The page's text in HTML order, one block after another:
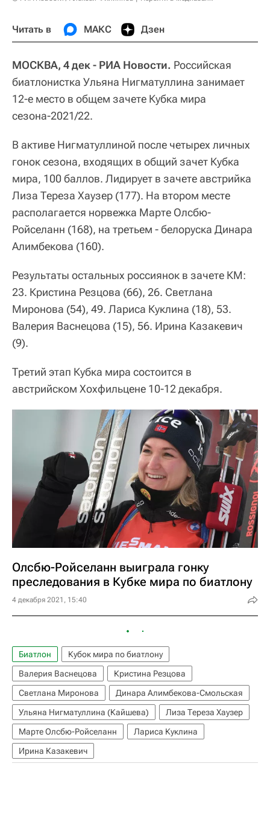
Читать в МАКС Дзен
МОСКВА, 4 дек - РИА Новости. Российская
биатлонистка Ульяна Нигматуллина занимает
12-е место в общем зачете Кубка мира
сезона-2021/22.
В активе Нигматуллиной после четырех личных
гонок сезона, входящих в общий зачет Кубка
мира, 100 баллов. Лидирует в зачете австрийка
Лиза Тереза Хаузер (177). На втором месте
располагается норвежка Марте Олсбю-
Ройселанн (168), на третьем - белоруска Динара
Алимбекова (160).
Результаты остальных россиянок в зачете КМ:
23. Кристина Резцова (66), 26. Светлана
Миронова (54), 49. Лариса Куклина (18), 53.
Валерия Васнецова (15), 56. Ирина Казакевич
(9).
Третий этап Кубка мира состоится в
австрийском Хохфильцене 10-12 декабря.
Олсбю-Ройселанн выиграла гонку
преследования в Кубке мира по биатлону
4 декабря 2021, 15:40
Биатлон
Кубок мира по биатлону
Валерия Васнецова
Кристина Резцова
Светлана Миронова
Динара Алимбекова-Смольская
Ульяна Нигматуллина (Кайшева)
Лиза Тереза Хаузер
Марте Олсбю-Ройселанн
Лариса Куклина
Ирина Казакевич